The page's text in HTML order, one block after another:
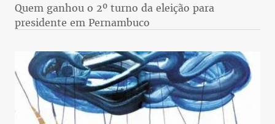
Quem ganhou o 2º turno da eleição para
presidente em Pernambuco